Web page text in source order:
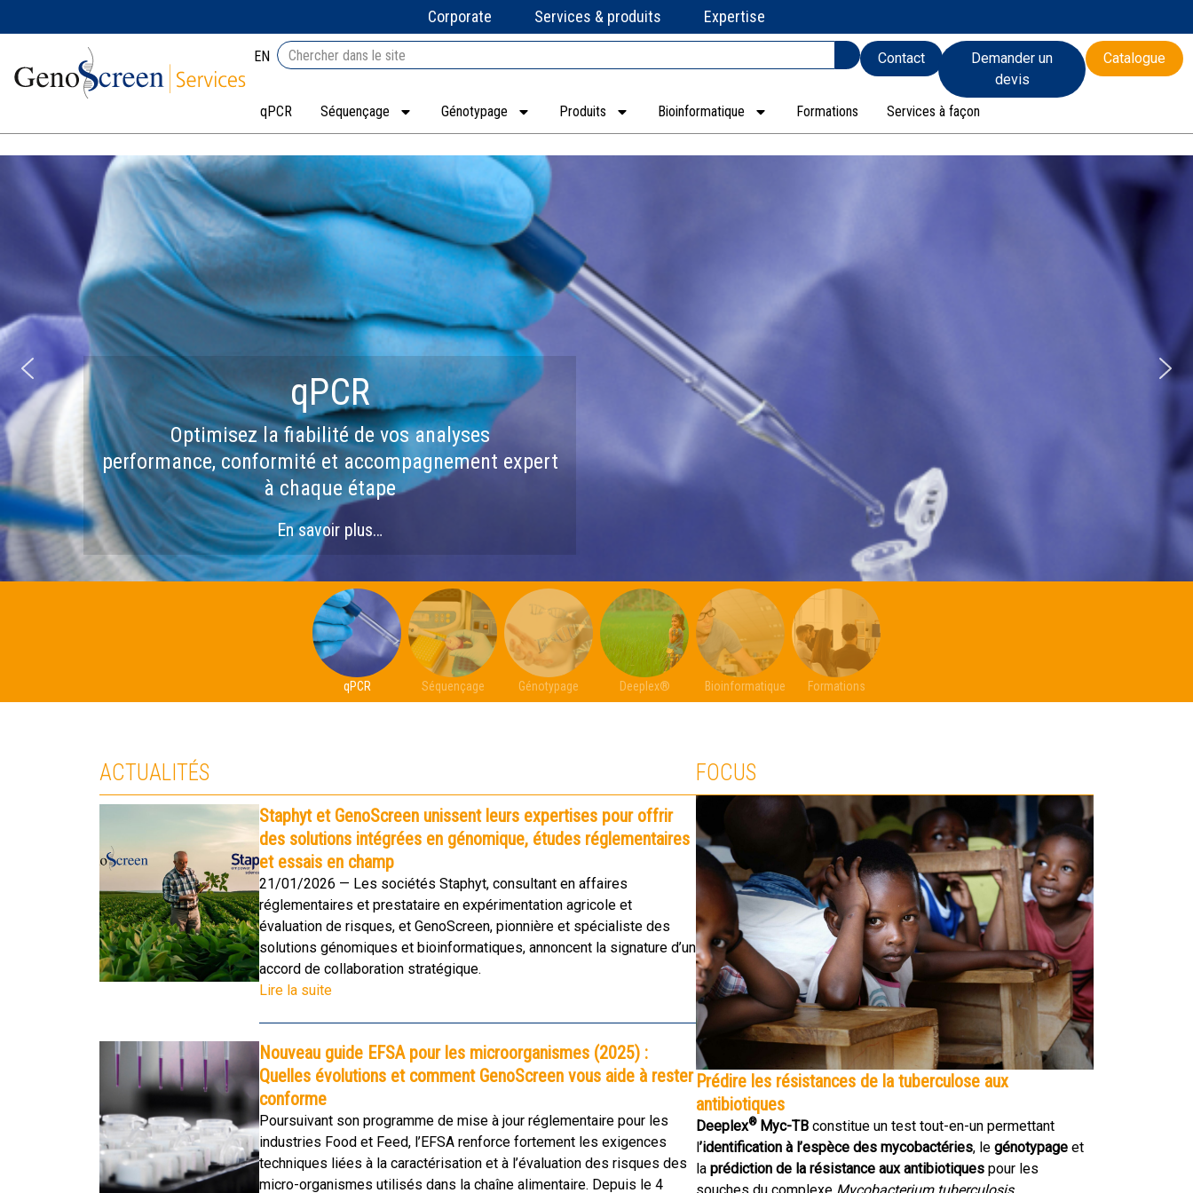
Corporate Services & produits Expertise
EN Contact
Demander un
devis
Catalogue
qPCR Séquençage Génotypage Produits Bioinformatique Formations Services à façon
qPCR
Optimisez la fiabilité de vos analyses
performance, conformité et accompagnement expert
à chaque étape
En savoir plus…
qPCR Séquençage Génotypage Deeplex® Bioinformatique Formations
ACTUALITÉS
Staphyt et GenoScreen unissent leurs expertises pour offrir
des solutions intégrées en génomique, études réglementaires
et essais en champ
21/01/2026 — Les sociétés Staphyt, consultant en affaires
réglementaires et prestataire en expérimentation agricole et
évaluation de risques, et GenoScreen, pionnière et spécialiste des
solutions génomiques et bioinformatiques, annoncent la signature d’un
accord de collaboration stratégique.
Lire la suite
Nouveau guide EFSA pour les microorganismes (2025) :
Quelles évolutions et comment GenoScreen vous aide à rester
conforme
Poursuivant son programme de mise à jour réglementaire pour les
industries Food et Feed, l’EFSA renforce fortement les exigences
techniques liées à la caractérisation et à l’évaluation des risques des
micro-organismes utilisés dans la chaîne alimentaire. Depuis le 4
FOCUS
Prédire les résistances de la tuberculose aux
antibiotiques
Deeplex® Myc-TB constitue un test tout-en-un permettant
’identification à l’espèce des mycobactéries, le génotypage et
la prédiction de la résistance aux antibiotiques pour les